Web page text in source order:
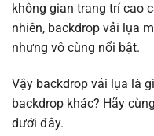
không gian trang trí cao
nhiên, backdrop vải lụa
nhưng vô cùng nổi bật.
Vậy backdrop vải lụa là
backdrop khác? Hãy
dưới đây.